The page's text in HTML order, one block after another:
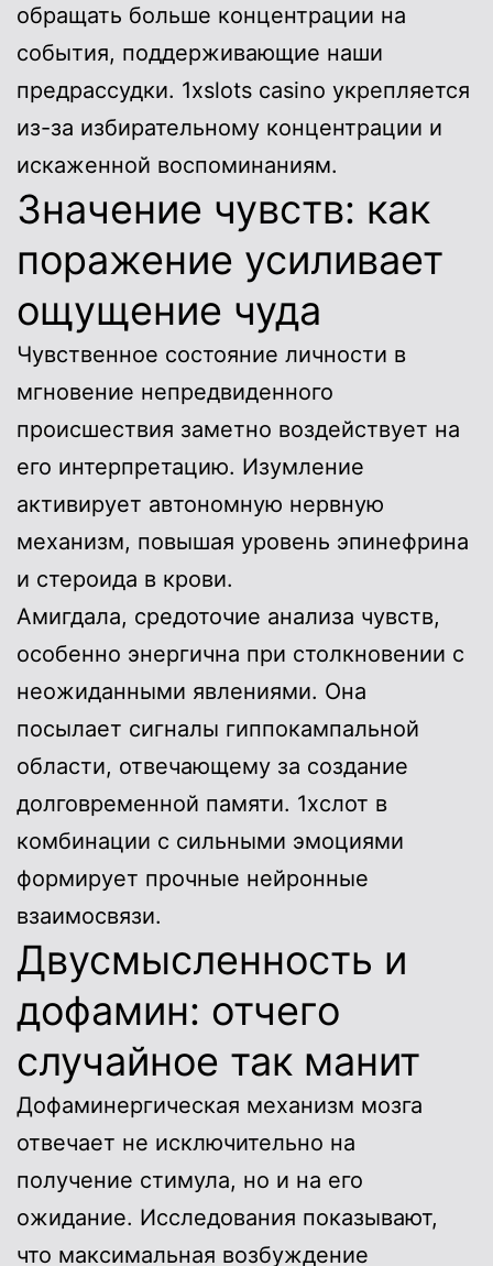
обращать больше концентрации на
события, поддерживающие наши
предрассудки. 1xslots casino укрепляется
из-за избирательному концентрации и
искаженной воспоминаниям.
Значение чувств: как
поражение усиливает
ощущение чуда
Чувственное состояние личности в
мгновение непредвиденного
происшествия заметно воздействует на
его интерпретацию. Изумление
активирует автономную нервную
механизм, повышая уровень эпинефрина
и стероида в крови.
Амигдала, средоточие анализа чувств,
особенно энергична при столкновении с
неожиданными явлениями. Она
посылает сигналы гиппокампальной
области, отвечающему за создание
долговременной памяти. 1хслот в
комбинации с сильными эмоциями
формирует прочные нейронные
взаимосвязи.
Двусмысленность и
дофамин: отчего
случайное так манит
Дофаминергическая механизм мозга
отвечает не исключительно на
получение стимула, но и на его
ожидание. Исследования показывают,
что максимальная возбуждение